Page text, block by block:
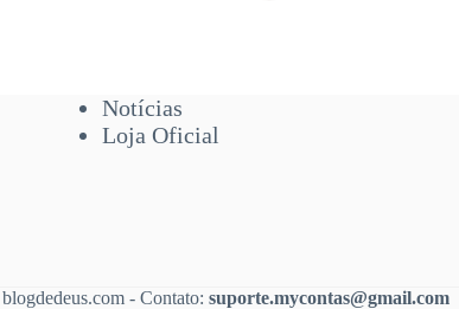
Notícias
Loja Oficial
- Contato:suporte.mycontas@gmail.com